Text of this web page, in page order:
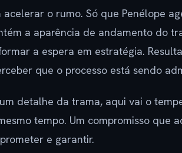
o rumo. Só que Penélope
a aparência de andamento do
a espera em estratégia.
que o processo está sendo
detalhe da trama, aqui vai o
tempo. Um compromisso que
e garantir.